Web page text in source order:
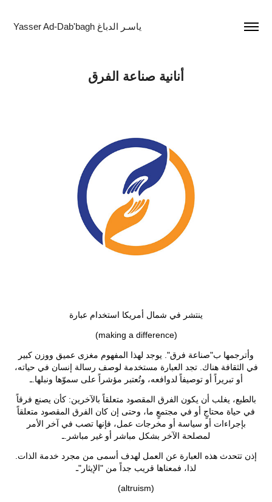
Yasser Ad-Dab'bagh ياسـر الدباغ
أنانية صناعة الفرق
ينتشر في شمال أمريكا استخدام عبارة
(making a difference)
وأترجمها ب"صناعة فرق". يوجد لهذا المفهوم مغزى عميق ووزن كبير
في الثقافة هناك. تجد العبارة مستخدمة لوصف رسالة إنسان في حياته،
أو تبريراً أو توصيفاً لدوافعه، وتُعتبر مؤشراً على سموّها ونبلها.ـ
بالطبع، يغلب أن يكون الفرق المقصود متعلقاً بالآخرين: كأن يصنع فرقاً
في حياة محتاجٍ أو في مجتمعٍ ما، وحتى إن كان الفرق المقصود متعلقاً
بإجراءات أو سياسة أو مخرجات عمل، فإنها تصب في آخر الأمر
لمصلحة الآخر بشكل مباشر أو غير مباشر.ـ
إذن تتحدث هذه العبارة عن العمل لهدف أسمى من مجرد خدمة الذات.
لذا، فمعناها قريب جداً من "الإيثار"ـ
(altruism)